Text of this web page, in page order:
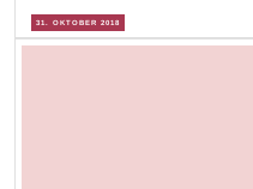
31. OKTOBER 2018